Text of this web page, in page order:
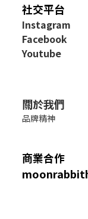
社交平台
Instagram
Facebook
Youtube
關於我們
品牌精神
商業合作